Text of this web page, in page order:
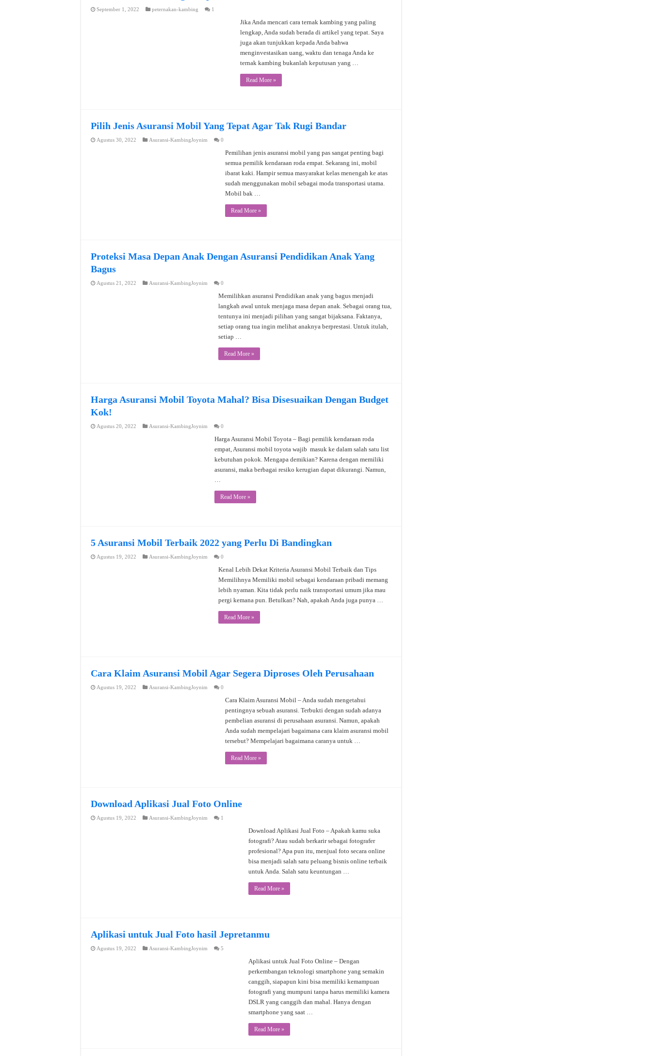
September 1, 2022 peternakan-kambing 1
Jika Anda mencari cara ternak kambing yang paling
lengkap, Anda sudah berada di artikel yang tepat. Saya
juga akan tunjukkan kepada Anda bahwa
menginvestasikan uang, waktu dan tenaga Anda ke
ternak kambing bukanlah keputusan yang …
Read More »
Pilih Jenis Asuransi Mobil Yang Tepat Agar Tak Rugi Bandar
Agustus 30, 2022 Asuransi-KambingJoynim 0
Pemilihan jenis asuransi mobil yang pas sangat penting bagi
semua pemilik kendaraan roda empat. Sekarang ini, mobil
ibarat kaki. Hampir semua masyarakat kelas menengah ke atas
sudah menggunakan mobil sebagai moda transportasi utama.
Mobil bak …
Read More »
Proteksi Masa Depan Anak Dengan Asuransi Pendidikan Anak Yang
Bagus
Agustus 21, 2022 Asuransi-KambingJoynim 0
Memilihkan asuransi Pendidikan anak yang bagus menjadi
langkah awal untuk menjaga masa depan anak. Sebagai orang tua,
tentunya ini menjadi pilihan yang sangat bijaksana. Faktanya,
setiap orang tua ingin melihat anaknya berprestasi. Untuk itulah,
setiap …
Read More »
Harga Asuransi Mobil Toyota Mahal? Bisa Disesuaikan Dengan Budget
Kok!
Agustus 20, 2022 Asuransi-KambingJoynim 0
Harga Asuransi Mobil Toyota – Bagi pemilik kendaraan roda
empat, Asuransi mobil toyota wajib masuk ke dalam salah satu list
kebutuhan pokok. Mengapa demikian? Karena dengan memiliki
asuransi, maka berbagai resiko kerugian dapat dikurangi. Namun,
…
Read More »
5 Asuransi Mobil Terbaik 2022 yang Perlu Di Bandingkan
Agustus 19, 2022 Asuransi-KambingJoynim 0
Kenal Lebih Dekat Kriteria Asuransi Mobil Terbaik dan Tips
Memilihnya Memiliki mobil sebagai kendaraan pribadi memang
lebih nyaman. Kita tidak perlu naik transportasi umum jika mau
pergi kemana pun. Betulkan? Nah, apakah Anda juga punya …
Read More »
Cara Klaim Asuransi Mobil Agar Segera Diproses Oleh Perusahaan
Agustus 19, 2022 Asuransi-KambingJoynim 0
Cara Klaim Asuransi Mobil – Anda sudah mengetahui
pentingnya sebuah asuransi. Terbukti dengan sudah adanya
pembelian asuransi di perusahaan asuransi. Namun, apakah
Anda sudah mempelajari bagaimana cara klaim asuransi mobil
tersebut? Mempelajari bagaimana caranya untuk …
Read More »
Download Aplikasi Jual Foto Online
Agustus 19, 2022 Asuransi-KambingJoynim 1
Download Aplikasi Jual Foto – Apakah kamu suka
fotografi? Atau sudah berkarir sebagai fotografer
profesional? Apa pun itu, menjual foto secara online
bisa menjadi salah satu peluang bisnis online terbaik
untuk Anda. Salah satu keuntungan …
Read More »
Aplikasi untuk Jual Foto hasil Jepretanmu
Agustus 19, 2022 Asuransi-KambingJoynim 5
Aplikasi untuk Jual Foto Online – Dengan
perkembangan teknologi smartphone yang semakin
canggih, siapapun kini bisa memiliki kemampuan
fotografi yang mumpuni tanpa harus memiliki kamera
DSLR yang canggih dan mahal. Hanya dengan
smartphone yang saat …
Read More »